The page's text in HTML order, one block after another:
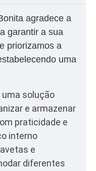
agradece a
garantir a sua
priorizamos a
uma
uma solução
e armazenar
praticidade e
interno
e
diferentes